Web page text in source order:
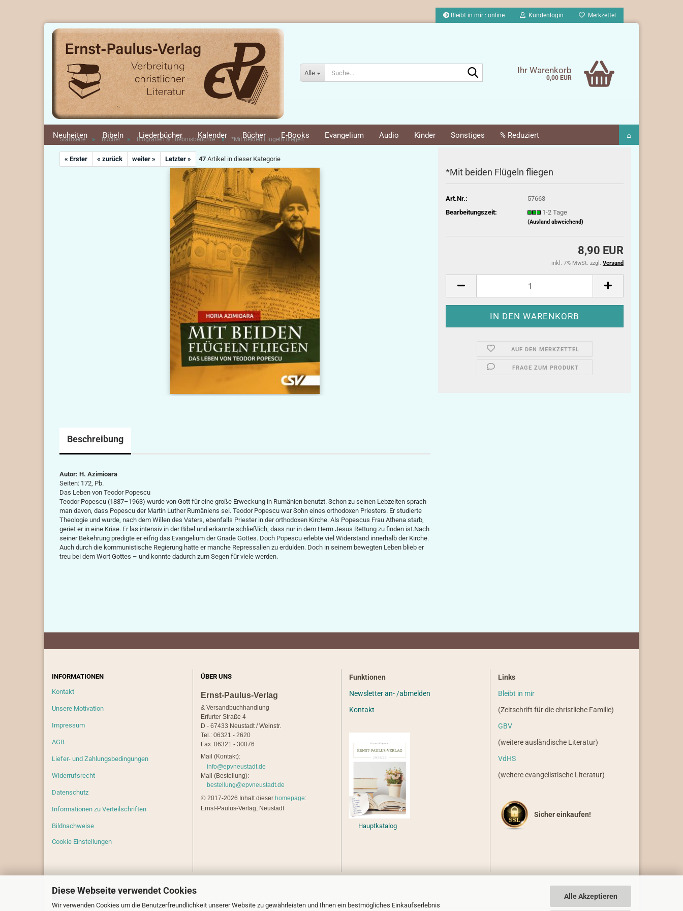
Diese Webseite verwendet Cookies
Wir verwenden Cookies um die Benutzerfreundlichkeit unserer Website zu gewährleisten und Ihnen ein bestmögliches Einkaufserlebnis
Alle Akzeptieren
Bleibt in mir : online Kundenlogin Merkzettel
Alle Ihr Warenkorb
0,00 EUR
Neuheiten Bibeln Liederbücher Kalender Bücher E-Books Evangelium Audio Kinder Sonstiges % Reduziert ⌂
Startseite » Bücher » Biografien & Erlebnisberichte » *Mit beiden Flügeln fliegen
« Erster « zurück weiter » Letzter » 47 Artikel in dieser Kategorie
*Mit beiden Flügeln fliegen
Art.Nr.:
57663
Bearbeitungszeit:
1-2 Tage
(Ausland abweichend)
8,90 EUR
inkl. 7% MwSt. zzgl. Versand
AUF DEN MERKZETTEL
FRAGE ZUM PRODUKT
Beschreibung
Autor: H. Azimioara
Seiten: 172, Pb.
Das Leben von Teodor Popescu
Teodor Popescu (1887–1963) wurde von Gott für eine große Erweckung in Rumänien benutzt. Schon zu seinen Lebzeiten sprach
man davon, dass Popescu der Martin Luther Rumäniens sei. Teodor Popescu war Sohn eines orthodoxen Priesters. Er studierte
Theologie und wurde, nach dem Willen des Vaters, ebenfalls Priester in der orthodoxen Kirche. Als Popescus Frau Athena starb,
geriet er in eine Krise. Er las intensiv in der Bibel und erkannte schließlich, dass nur in dem Herrn Jesus Rettung zu finden ist.Nach
seiner Bekehrung predigte er eifrig das Evangelium der Gnade Gottes. Doch Popescu erlebte viel Widerstand innerhalb der Kirche.
Auch durch die kommunistische Regierung hatte er manche Repressalien zu erdulden. Doch in seinem bewegten Leben blieb er
treu bei dem Wort Gottes – und konnte dadurch zum Segen für viele werden.
INFORMATIONEN
Kontakt
Unsere Motivation
Impressum
AGB
Liefer- und Zahlungsbedingungen
Widerrufsrecht
Datenschutz
Informationen zu Verteilschriften
Bildnachweise
Cookie Einstellungen
ÜBER UNS
Ernst-Paulus-Verlag
& Versandbuchhandlung
Erfurter Straße 4
D - 67433 Neustadt / Weinstr.
Tel.: 06321 - 2620
Fax: 06321 - 30076
Mail (Kontakt):
info@epvneustadt.de
Mail (Bestellung):
bestellung@epvneustadt.de
© 2017-2026 Inhalt dieser homepage:
Ernst-Paulus-Verlag, Neustadt
Funktionen
Newsletter an- /abmelden
Kontakt
Hauptkatalog
Links
Bleibt in mir
(Zeitschrift für die christliche Familie)
GBV
(weitere ausländische Literatur)
VdHS
(weitere evangelistische Literatur)
Sicher einkaufen!
Vertrag widerrufen